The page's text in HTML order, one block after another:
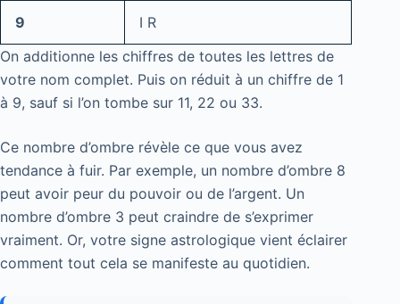
9
I R
On additionne les chiffres de toutes les lettres de
votre nom complet. Puis on réduit à un chiffre de 1
à 9, sauf si l’on tombe sur 11, 22 ou 33.
Ce nombre d’ombre révèle ce que vous avez
tendance à fuir. Par exemple, un nombre d’ombre 8
peut avoir peur du pouvoir ou de l’argent. Un
nombre d’ombre 3 peut craindre de s’exprimer
vraiment. Or, votre signe astrologique vient éclairer
comment tout cela se manifeste au quotidien.